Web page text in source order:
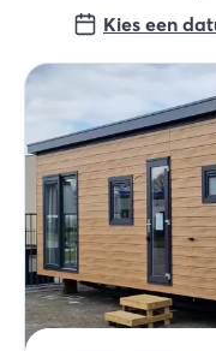
Kies een